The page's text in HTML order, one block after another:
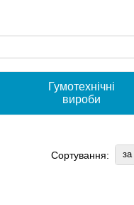
Гумотехнічні
вироби
Сортування: